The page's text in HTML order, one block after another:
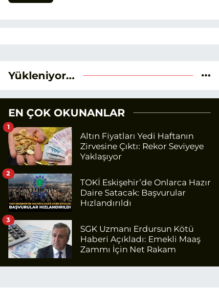
Yükleniyor...
EN ÇOK OKUNANLAR
Altın Fiyatları Yedi Haftanın
Zirvesine Çıktı: Rekor Seviyeye
Yaklaşıyor
1
TOKİ Eskişehir’de Onlarca Hazır
Daire Satacak: Başvurular
Hızlandırıldı
2
SGK Uzmanı Erdursun Kötü
Haberi Açıkladı: Emekli Maaş
Zammı İçin Net Rakam
3